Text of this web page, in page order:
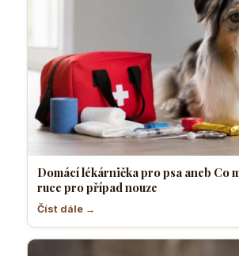
Domácí lékárnička pro psa aneb Co
ruce pro případ nouze
Číst dále →